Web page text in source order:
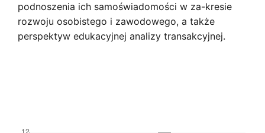
podnoszenia ich samoświadomości w za-kresie
rozwoju osobistego i zawodowego, a także
perspektyw edukacyjnej analizy transakcyjnej.